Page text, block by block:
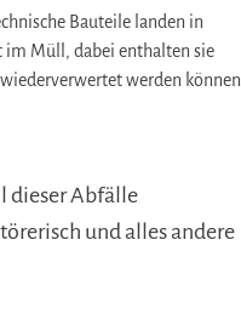
Bauteile landen in
im Müll, dabei enthalten sie
werden können.
dieser Abfälle
und alles andere